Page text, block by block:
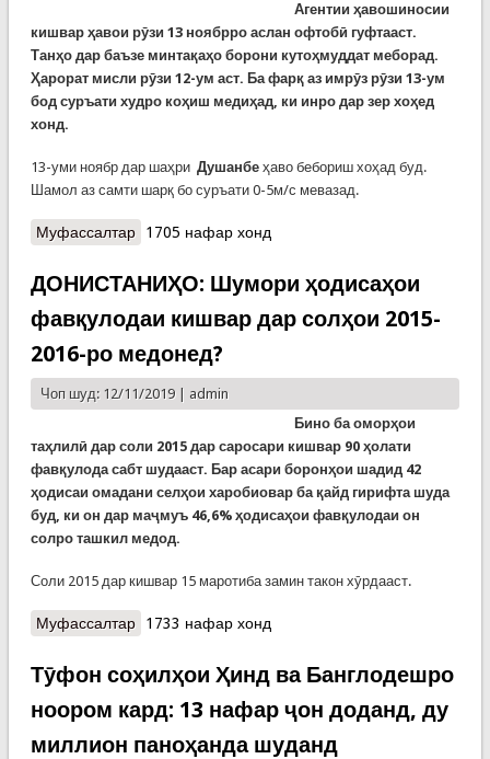
Агентии ҳавошиносии
кишвар ҳавои рӯзи 13 ноябрро аслан офтобӣ гуфтааст.
Танҳо дар баъзе минтақаҳо борони кутоҳмуддат меборад.
Ҳарорат мисли рӯзи 12-ум аст. Ба фарқ аз имрӯз рӯзи 13-ум
бод суръати худро коҳиш медиҳад, ки инро дар зер хоҳед
хонд.
13-уми ноябр дар шаҳриДушанбе ҳаво бебориш хоҳад буд.
Шамол аз самти шарқ бо суръати 0-5м/с мевазад.
Муфассалтаро Обу ҳавои рӯзи чоршанбе, 13-уми ноябр
1705 нафар хонд
ДОНИСТАНИҲО: Шумори ҳодисаҳои
фавқулодаи кишвар дар солҳои 2015-
2016-ро медонед?
Чоп шуд: 12/11/2019 | admin
Бино ба оморҳои
таҳлилӣ дар соли 2015 дар саросари кишвар 90 ҳолати
фавқулода сабт шудааст. Бар асари боронҳои шадид 42
ҳодисаи омадани селҳои харобиовар ба қайд гирифта шуда
буд, ки он дар маҷмуъ 46,6% ҳодисаҳои фавқулодаи он
солро ташкил медод.
Соли 2015 дар кишвар 15 маротиба замин такон хӯрдааст.
Муфассалтаро ДОНИСТАНИҲО: Шумори ҳодисаҳои
медонед?
1733 нафар хонд
Тӯфон соҳилҳои Ҳинд ва Банглодешро
ноором кард: 13 нафар ҷон доданд, ду
миллион паноҳанда шуданд